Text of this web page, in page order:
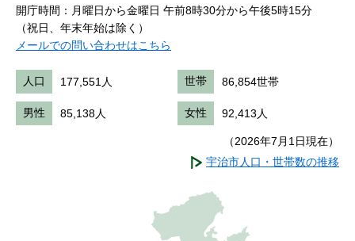
開庁時間：月曜日から金曜日 午前8時30分から午後5時15分
（祝日、年末年始は除く）
メールでの問い合わせはこちら
人口 177,551人 世帯 86,854世帯
男性 85,138人 女性 92,413人
（2026年7月1日現在）
宇治市人口・世帯数の推移